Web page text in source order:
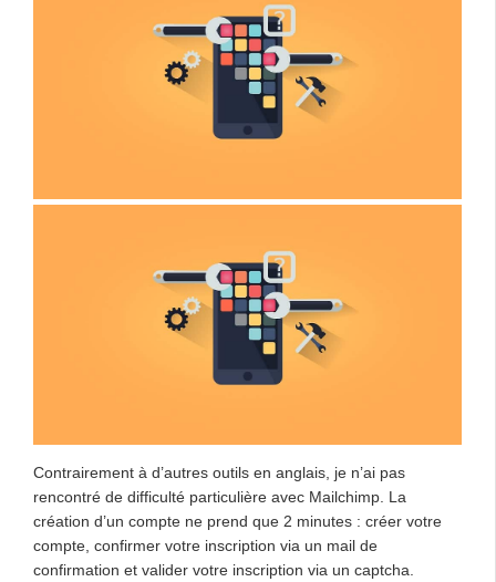
Contrairement à d’autres outils en anglais, je n’ai pas
rencontré de difficulté particulière avec Mailchimp. La
création d’un compte ne prend que 2 minutes : créer votre
compte, confirmer votre inscription via un mail de
confirmation et valider votre inscription via un captcha.